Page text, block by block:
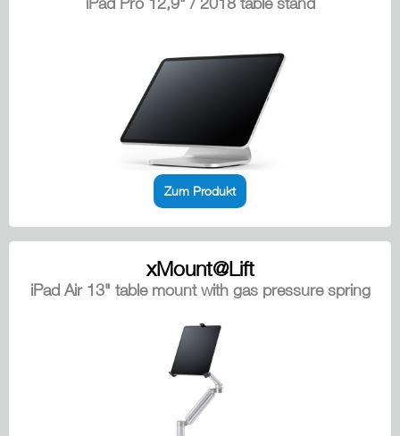
Zum Produkt
xMount@Lift
iPad Air 13" table mount with gas pressure spring